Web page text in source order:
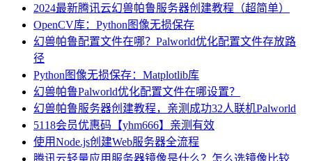
2024最新腾讯云幻兽帕鲁服务器创建教程（超简单）
OpenCV库：Python图像无损保存
幻兽帕鲁配置文件在哪？Palworld优化配置文件存放路
径
Python图像无损保存：Matplotlib库
幻兽帕鲁Palworld优化配置文件在哪设置？
幻兽帕鲁服务器创建教程，亲测成功32人联机Palworld
5118会员优惠码【yhm666】亲测有效
使用Node.js创建Web服务器全流程
腾讯云轻量应用服务器镜像是什么？怎么选镜像比较